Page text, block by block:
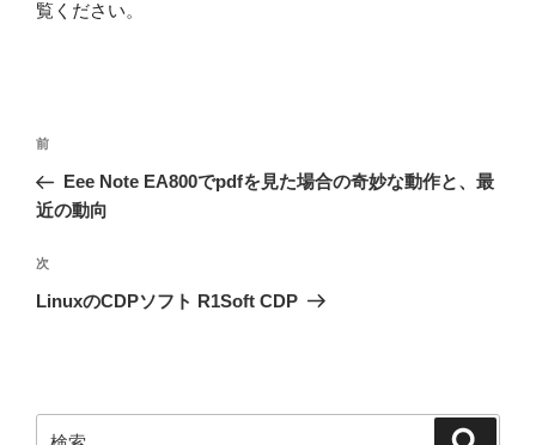
覧ください。
投
ナ
ゲ
ー
前
の
投
前
Eee Note EA800でpdfを見た場合の奇妙な動作と、最
近の動向
次
の
次
LinuxのCDPソフト R1Soft CDP